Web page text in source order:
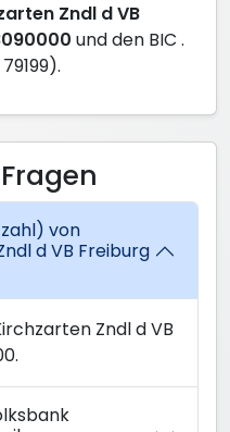
Zndl d VB
und den BIC .
von
d VB Freiburg
Zndl d VB